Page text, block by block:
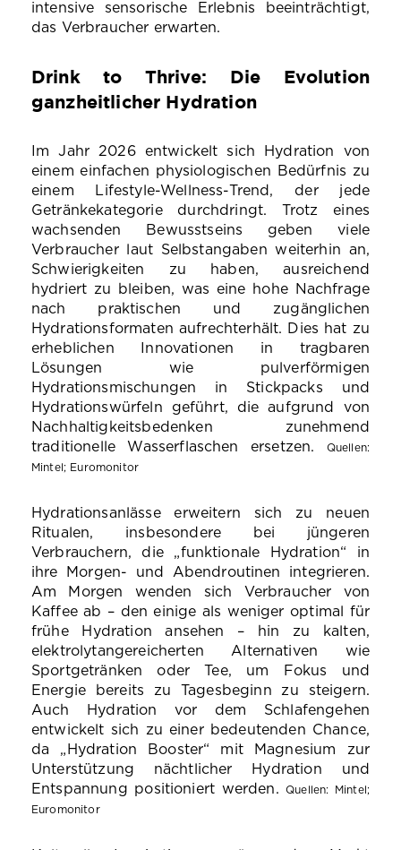
intensive sensorische Erlebnis beeinträchtigt,
das Verbraucher erwarten.
Drink to Thrive: Die Evolution
ganzheitlicher Hydration
Im Jahr 2026 entwickelt sich Hydration von
einem einfachen physiologischen Bedürfnis zu
einem Lifestyle-Wellness-Trend, der jede
Getränkekategorie durchdringt. Trotz eines
wachsenden Bewusstseins geben viele
Verbraucher laut Selbstangaben weiterhin an,
Schwierigkeiten zu haben, ausreichend
hydriert zu bleiben, was eine hohe Nachfrage
nach praktischen und zugänglichen
Hydrationsformaten aufrechterhält. Dies hat zu
erheblichen Innovationen in tragbaren
Lösungen wie pulverförmigen
Hydrationsmischungen in Stickpacks und
Hydrationswürfeln geführt, die aufgrund von
Nachhaltigkeitsbedenken zunehmend
traditionelle Wasserflaschen ersetzen.
Quellen:
Mintel; Euromonitor
Hydrationsanlässe erweitern sich zu neuen
Ritualen, insbesondere bei jüngeren
Verbrauchern, die „funktionale Hydration“ in
ihre Morgen- und Abendroutinen integrieren.
Am Morgen wenden sich Verbraucher von
Kaffee ab – den einige als weniger optimal für
frühe Hydration ansehen – hin zu kalten,
elektrolytangereicherten Alternativen wie
Sportgetränken oder Tee, um Fokus und
Energie bereits zu Tagesbeginn zu steigern.
Auch Hydration vor dem Schlafengehen
entwickelt sich zu einer bedeutenden Chance,
da „Hydration Booster“ mit Magnesium zur
Unterstützung nächtlicher Hydration und
Entspannung positioniert werden.Quellen: Mintel;
Euromonitor